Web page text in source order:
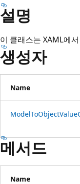
설명
이 클래스는 XAML에
생성자
Name
메서드
Name